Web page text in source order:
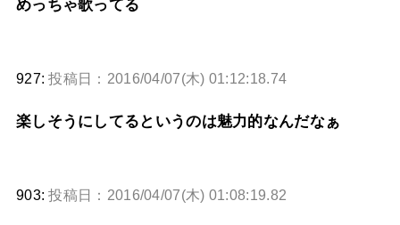
めっちゃ歌ってる
927:投稿日：2016/04/07(木) 01:12:18.74
楽しそうにしてるというのは魅力的なんだなぁ
903:投稿日：2016/04/07(木) 01:08:19.82